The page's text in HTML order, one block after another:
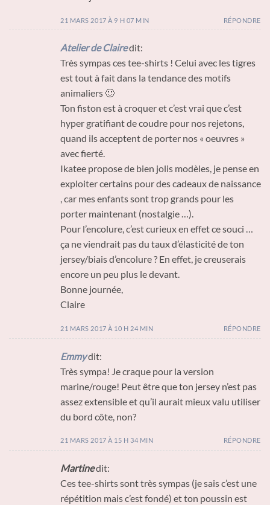
21 MARS 2017 À 9 H 07 MIN RÉPONDRE
Atelier de Clairedit:
Très sympas ces tee-shirts ! Celui avec les tigres
est tout à fait dans la tendance des motifs
animaliers 🙂
Ton fiston est à croquer et c’est vrai que c’est
hyper gratifiant de coudre pour nos rejetons,
quand ils acceptent de porter nos « oeuvres »
avec fierté.
Ikatee propose de bien jolis modèles, je pense en
exploiter certains pour des cadeaux de naissance
, car mes enfants sont trop grands pour les
porter maintenant (nostalgie …).
Pour l’encolure, c’est curieux en effet ce souci …
ça ne viendrait pas du taux d’élasticité de ton
jersey/biais d’encolure ? En effet, je creuserais
encore un peu plus le devant.
Bonne journée,
Claire
21 MARS 2017 À 10 H 24 MIN RÉPONDRE
Emmydit:
Très sympa! Je craque pour la version
marine/rouge! Peut être que ton jersey n’est pas
assez extensible et qu’il aurait mieux valu utiliser
du bord côte, non?
21 MARS 2017 À 15 H 34 MIN RÉPONDRE
Martinedit:
Ces tee-shirts sont très sympas (je sais c’est une
répétition mais c’est fondé) et ton poussin est